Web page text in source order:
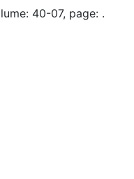
40-07, page: .